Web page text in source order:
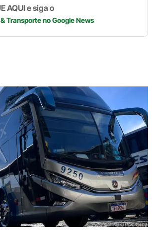
AQUI e siga o
& Transporteno Google News